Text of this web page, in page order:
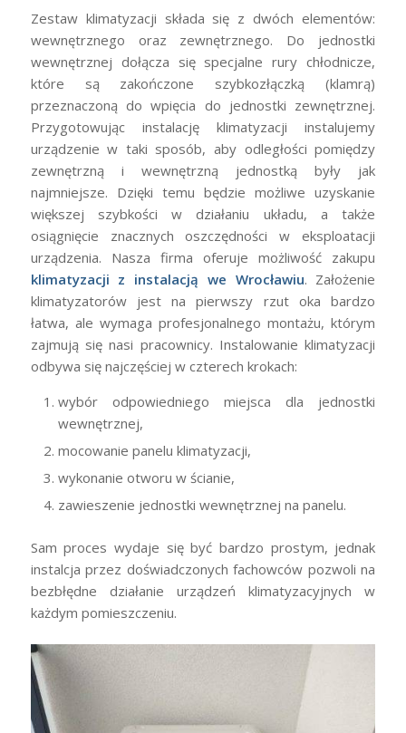
Zestaw klimatyzacji składa się z dwóch elementów:
wewnętrznego oraz zewnętrznego. Do jednostki
wewnętrznej dołącza się specjalne rury chłodnicze,
które są zakończone szybkozłączką (klamrą)
przeznaczoną do wpięcia do jednostki zewnętrznej.
Przygotowując instalację klimatyzacji instalujemy
urządzenie w taki sposób, aby odległości pomiędzy
zewnętrzną i wewnętrzną jednostką były jak
najmniejsze. Dzięki temu będzie możliwe uzyskanie
większej szybkości w działaniu układu, a także
osiągnięcie znacznych oszczędności w eksploatacji
urządzenia. Nasza firma oferuje możliwość zakupu
klimatyzacji z instalacją we Wrocławiu. Założenie
klimatyzatorów jest na pierwszy rzut oka bardzo
łatwa, ale wymaga profesjonalnego montażu, którym
zajmują się nasi pracownicy. Instalowanie klimatyzacji
odbywa się najczęściej w czterech krokach:
wybór odpowiedniego miejsca dla jednostki
wewnętrznej,
mocowanie panelu klimatyzacji,
wykonanie otworu w ścianie,
zawieszenie jednostki wewnętrznej na panelu.
Sam proces wydaje się być bardzo prostym, jednak
instalcja przez doświadczonych fachowców pozwoli na
bezbłędne działanie urządzeń klimatyzacyjnych w
każdym pomieszczeniu.